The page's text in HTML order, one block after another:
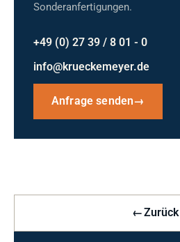
Sonderanfertigungen.
+49 (0) 27 39 / 8 01 - 0
info@krueckemeyer.de
Anfrage senden→
←Zurück